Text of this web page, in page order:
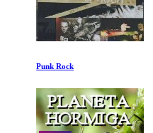
Punk Rock